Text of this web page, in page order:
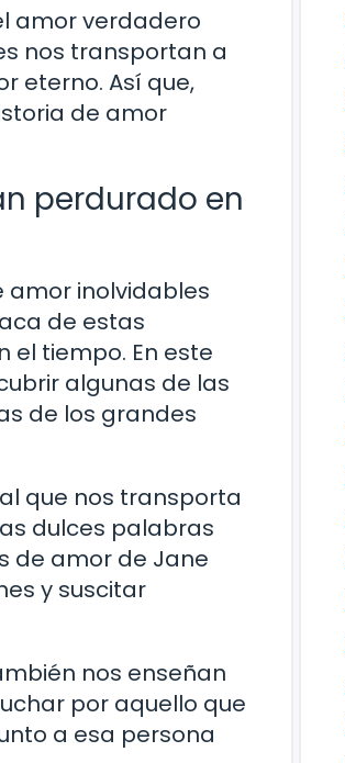
amor verdadero
nos transportan a
eterno. Así que,
de amor
perdurado en
amor inolvidables
de estas
el tiempo. En este
algunas de las
de los grandes
que nos transporta
dulces palabras
de amor de Jane
y suscitar
nos enseñan
por aquello que
a esa persona